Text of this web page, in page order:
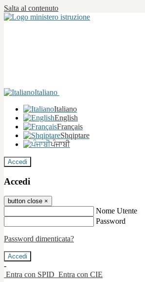
Salta al contenuto
Italiano
Italiano
English
Français
Shqiptare
ਪੰਜਾਬੀ
Accedi
Accedi
button close ×
Nome Utente
Password
Password dimenticata?
-
Entra con SPID Entra con CIE